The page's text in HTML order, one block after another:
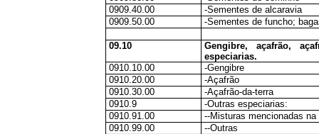
0909.40.00
-Sementes de alcaravia
0909.50.00
-Sementes de funcho;
09.10
Gengibre, açafrão,
especiarias.
0910.10.00
-Gengibre
0910.20.00
-Açafrão
0910.30.00
-Açafrão-da-terra
0910.9
-Outras especiarias:
0910.91.00
--Misturas mencionadas
0910.99.00
--Outras